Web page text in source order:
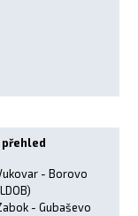
- Borovo
- Gubaševo